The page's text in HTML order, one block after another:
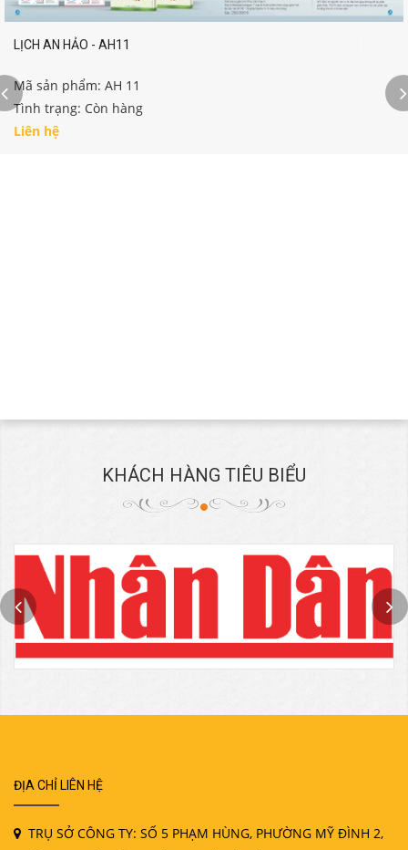
LỊCH AN HẢO - AH11
Mã sản phẩm: AH 11
Tình trạng: Còn hàng
Liên hệ
KHÁCH HÀNG TIÊU BIỂU
ĐỊA CHỈ LIÊN HỆ
TRỤ SỞ CÔNG TY: SỐ 5 PHẠM HÙNG, PHƯỜNG MỸ ĐÌNH 2,